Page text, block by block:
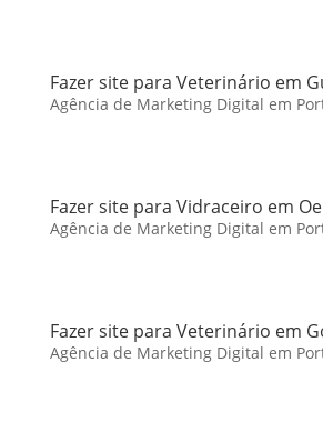
Fazer site para Veterinário em
Agência de Marketing Digital em
Fazer site para Vidraceiro em
Agência de Marketing Digital em
Fazer site para Veterinário em
Agência de Marketing Digital em